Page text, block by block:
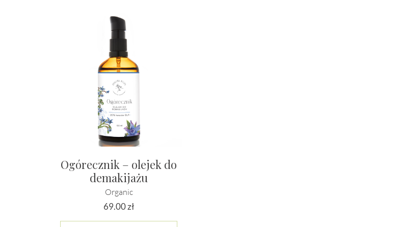
Ogórecznik – olejek do
demakijażu
Organic
69.00zł